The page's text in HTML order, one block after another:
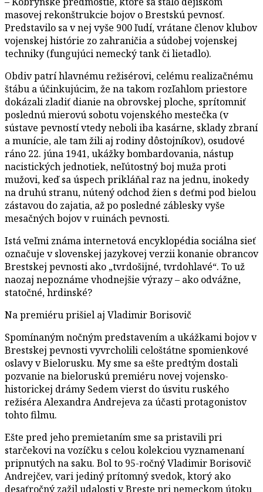
masovej rekonštrukcie bojov o Brestskú pevnosť.
Predstavilo sa v nej vyše 900 ľudí, vrátane členov klubov
vojenskej histórie zo zahraničia a súdobej vojenskej
techniky (fungujúci nemecký tank či lietadlo).
Obdiv patrí hlavnému režisérovi, celému realizačnému
štábu a účinkujúcim, že na takom rozľahlom priestore
dokázali zladiť dianie na obrovskej ploche, sprítomniť
poslednú mierovú sobotu vojenského mestečka (v
sústave pevností vtedy neboli iba kasárne, sklady zbraní
a munície, ale tam žili aj rodiny dôstojníkov), osudové
ráno 22. júna 1941, ukážky bombardovania, nástup
nacistických jednotiek, neľútostný boj muža proti
mužovi, keď sa úspech prikláňal raz na jednu, inokedy
na druhú stranu, nútený odchod žien s deťmi pod bielou
zástavou do zajatia, až po posledné záblesky vyše
mesačných bojov v ruinách pevnosti.
Istá veľmi známa internetová encyklopédia sociálna sieť
označuje v slovenskej jazykovej verzii konanie obrancov
Brestskej pevnosti ako „tvrdošijné, tvrdohlavé“. To už
naozaj nepoznáme vhodnejšie výrazy – ako odvážne,
statočné, hrdinské?
Na premiéru prišiel aj Vladimir Borisovič
Spomínaným nočným predstavením a ukážkami bojov v
Brestskej pevnosti vyvrcholili celoštátne spomienkové
oslavy v Bielorusku. My sme sa ešte predtým dostali
pozvanie na bieloruskú premiéru novej vojensko-
historickej drámy Sedem vierst do úsvitu ruského
režiséra Alexandra Andrejeva za účasti protagonistov
tohto filmu.
Ešte pred jeho premietaním sme sa pristavili pri
starčekovi na vozíčku s celou kolekciou vyznamenaní
pripnutých na saku. Bol to 95-ročný Vladimir Borisovič
Andrejčev, vari jediný prítomný svedok, ktorý ako
desaťročný zažil udalosti v Breste pri nemeckom útoku